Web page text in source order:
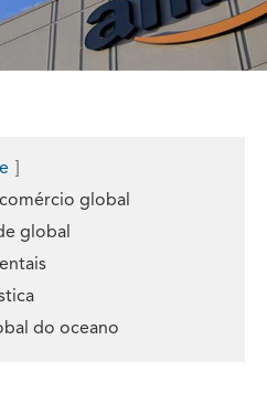
global
global
do oceano